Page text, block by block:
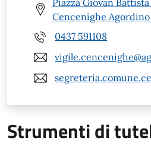
Cencenighe Agordino
0437 591108
Strumenti di